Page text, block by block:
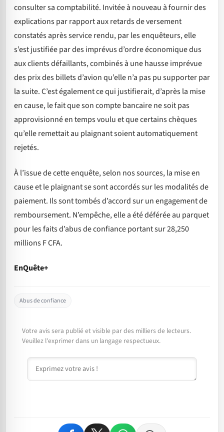
consulter sa comptabilité. Invitée à nouveau à fournir des
explications par rapport aux retards de versement
constatés après service rendu, par les enquêteurs, elle
s’est justifiée par des imprévus d’ordre économique dus
aux clients défaillants, combinés à une hausse imprévue
des prix des billets d’avion qu’elle n’a pas pu supporter par
la suite. C’est également ce qui justifierait, d’après la mise
en cause, le fait que son compte bancaire ne soit pas
approvisionné en temps voulu et que certains chèques
qu’elle remettait au plaignant soient automatiquement
rejetés.
À l’issue de cette enquête, selon nos sources, la mise en
cause et le plaignant se sont accordés sur les modalités de
paiement. Ils sont tombés d’accord sur un engagement de
remboursement. N’empêche, elle a été déférée au parquet
pour les faits d’abus de confiance portant sur 28,250
millions F CFA.
EnQuête+
Abus de confiance
Votre avis sera publié et visible par des milliers de lecteurs.
Veuillez l'exprimer dans un langage respectueux.
Commentaire